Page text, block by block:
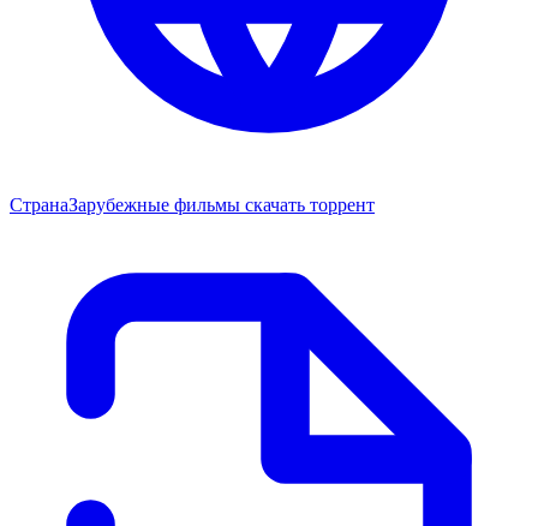
СтранаЗарубежные фильмы скачать торрент